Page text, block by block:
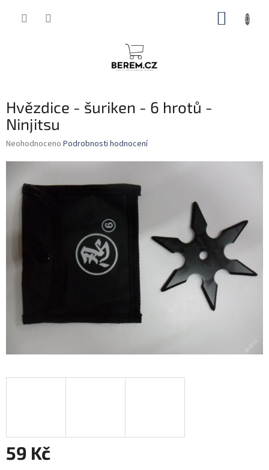
Hvězdice - šuriken - 6 hrotů -
Ninjitsu
Průměrné
Neohodnoceno Podrobnosti hodnocení
59 Kč